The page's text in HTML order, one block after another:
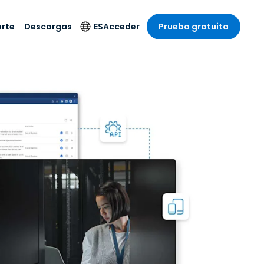
de
y
de
seguridad
Detección y
respuesta de puntos
finales
Acceso y control de
Wi-Fi de Foxpass
Espacio de trabajo
seguro Zero Trust
Shield (Antiestafa)
entretenimiento
menor
sector público
y Diseño
contabilidad
entretenimiento
menor
los sectores
Descargas ES
English
Deutsch
Español
Français
Italiano
Nederlands
Português
简体中文
繁體中文
Acceder Prueba gratuita